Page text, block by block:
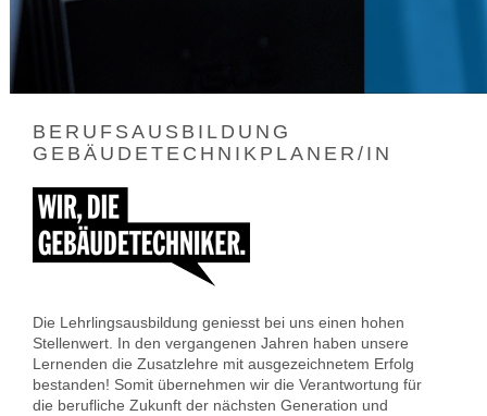
BERUFSAUSBILDUNG
GEBÄUDETECHNIKPLANER/IN
Die Lehrlingsausbildung geniesst bei uns einen hohen
Stellenwert. In den vergangenen Jahren haben unsere
Lernenden die Zusatzlehre mit ausgezeichnetem Erfolg
bestanden! Somit übernehmen wir die Verantwortung für
die berufliche Zukunft der nächsten Generation und